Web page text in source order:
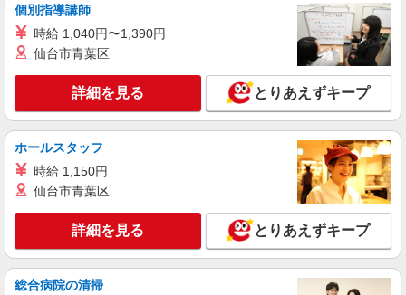
月給259200円〜300000円（経験・能力によ
る） ※研修期間6か月・時給1500円〜 ※残業代支
給 ★交通費別途支給（規定あり） ゜+゜・。
○。・゜+゜・。○。・゜+゜ 入社祝い金10万円支
給(規定有) お友達を紹介頂くと, インセンティブ支
給(規定有) ゜・。○。・゜+゜・。○。・゜+゜
キープ 詳細を見る
株式会社シエロ
携帯販売スタッフ【softbank】
月給231500円〜256500円（経験・能力によ
る） ※上記金額に時間外手当/インセンティブが加
算・賞与あり・時間外手当あり（平均残業時間：
10h/月）・地域手当/職能手当あり・Workstyle支
援金（4000円/月）あり・実績によりインセンティ
ブあり ★交通費別途支給（規定あり） ゜+゜・。
○。・゜+゜・。○。・゜+゜ 入社祝い金10万円支
大分県大分市の家電量販店
キープ 詳細を見る
個別指導講師
時給 1,040円〜1,390円
仙台市青葉区
詳細を見る とりあえずキープ
ホールスタッフ
時給 1,150円
仙台市青葉区
詳細を見る とりあえずキープ
総合病院の清掃